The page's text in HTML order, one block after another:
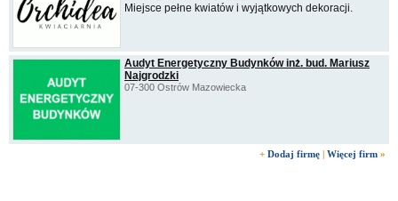
Miejsce pełne kwiatów i wyjątkowych dekoracji.
Audyt Energetyczny Budynków inż. bud. Mariusz
Najgrodzki
07-300 Ostrów Mazowiecka
+ Dodaj firmę | Więcej firm »